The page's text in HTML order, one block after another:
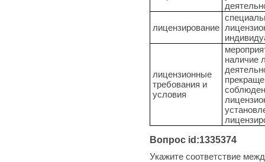
лицензирование
лицензионные
требования и
условия
наличие
Вопрос id:1335374
Укажите соответствие